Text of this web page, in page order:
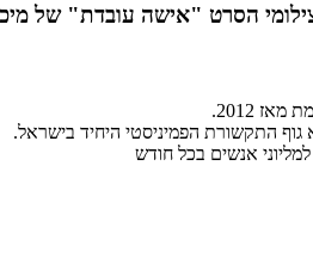
הסרט "אישה עובדת" של
2012.
גוף התקשורת הפמיניסטי היחיד בישראל.
אנשים בכל חודש